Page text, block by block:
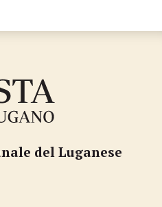
del Luganese